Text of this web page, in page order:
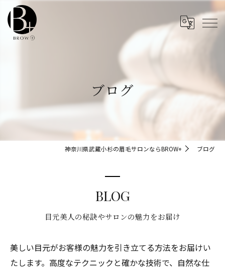
ブログ
神奈川県武蔵小杉の眉毛サロンならBROW+ ブログ
BLOG
目元美人の秘訣やサロンの魅力をお届け
美しい目元がお客様の魅力を引き立てる方法をお届けい
たします。高度なテクニックと確かな技術で、自然な仕